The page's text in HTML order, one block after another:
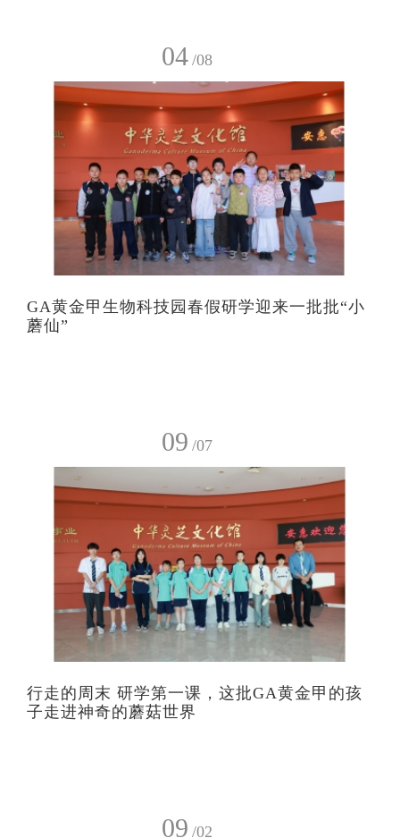
04 /08
GA黄金甲生物科技园春假研学迎来一批批“小
蘑仙”
09 /07
行走的周末 研学第一课，这批GA黄金甲的孩
子走进神奇的蘑菇世界
09 /02